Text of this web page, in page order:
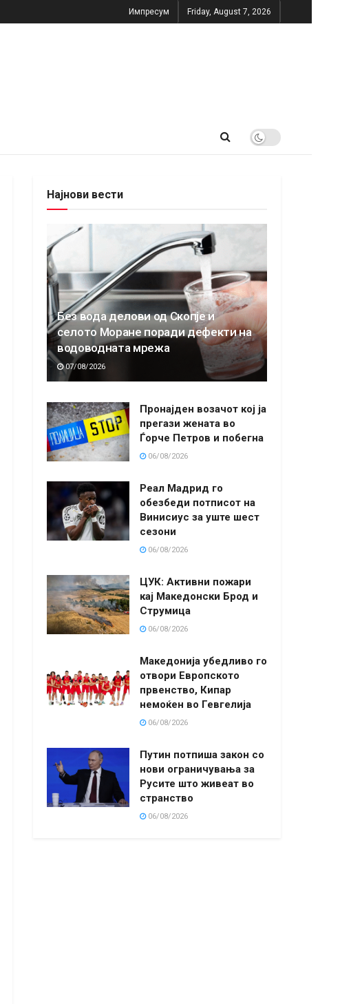
Импресум Friday, August 7, 2026
Најнови вести
Без вода делови од Скопје и
селото Моране поради дефекти на
водоводната мрежа
07/08/2026
Пронајден возачот кој ја
прегази жената во
Ѓорче Петров и побегна
06/08/2026
Реал Мадрид го
обезбеди потписот на
Винисиус за уште шест
сезони
06/08/2026
ЦУК: Активни пожари
кај Македонски Брод и
Струмица
06/08/2026
Македонија убедливо го
отвори Европското
првенство, Кипар
немоќен во Гевгелија
06/08/2026
Путин потпиша закон со
нови ограничувања за
Русите што живеат во
странство
06/08/2026